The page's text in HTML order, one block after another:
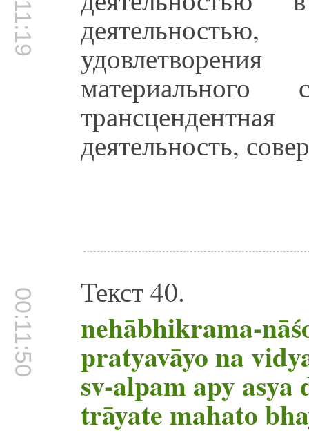
деятельность,
00:11:50 Текст 40.
nehābhikrama-
pratyavāyo na
sv-alpam apy asya
trāyate mahato